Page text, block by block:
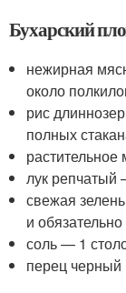
Бухарский
нежирная
около
рис
полных
лук репчатый
свежая
и обязательно
соль — 1
перец